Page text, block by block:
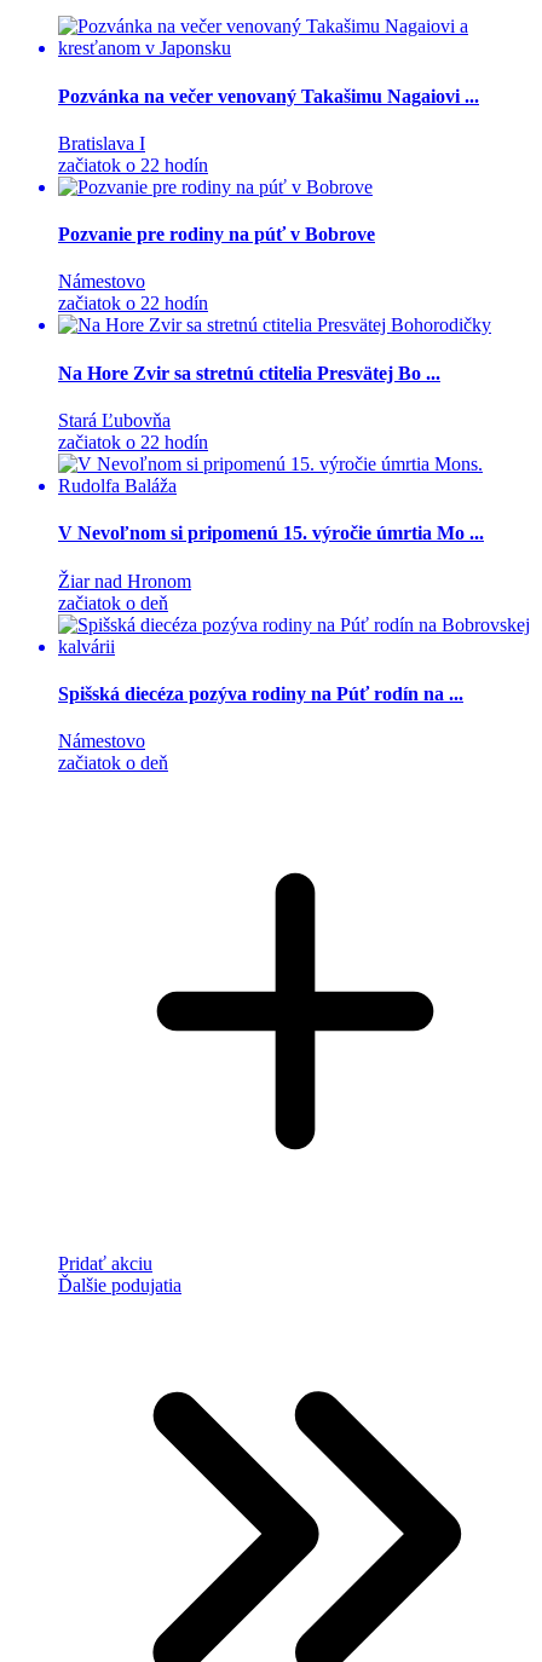
Pozvánka na večer venovaný Takašimu Nagaiovi ...
Bratislava I
začiatok o 22 hodín
Pozvanie pre rodiny na púť v Bobrove
Námestovo
začiatok o 22 hodín
Na Hore Zvir sa stretnú ctitelia Presvätej Bo ...
Stará Ľubovňa
začiatok o 22 hodín
V Nevoľnom si pripomenú 15. výročie úmrtia Mo ...
Žiar nad Hronom
začiatok o deň
Spišská diecéza pozýva rodiny na Púť rodín na ...
Námestovo
začiatok o deň
Pridať akciu
Ďalšie podujatia